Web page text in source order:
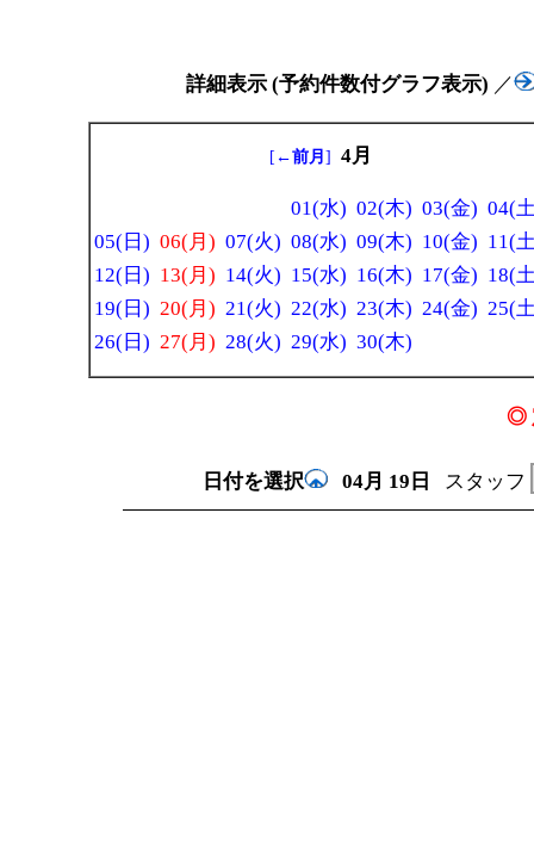
詳細表示 (予約件数付グラフ表示) ／
[ ←前月 ] 4月
01(水) 02(木) 03(金) 04(
05(日) 06(月) 07(火) 08(水) 09(木) 10(金) 11(
12(日) 13(月) 14(火) 15(水) 16(木) 17(金) 18(
19(日) 20(月) 21(火) 22(水) 23(木) 24(金) 25(
26(日) 27(月) 28(火) 29(水) 30(木)
◎
日付を選択 04月 19日 スタッフ